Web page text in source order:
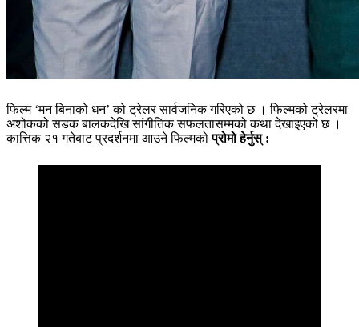
फिल्म ‘मन बिनाको धन’ को ट्रेलर सार्वजनिक गरिएको छ । फिल्मको ट्रेलरमा
अशोकको सडक बालकदेखि सांगीतिक सफलतासम्मको कथा देखाइएको छ ।
कात्तिक २१ गतेबाट प्रदर्शनमा आउने फिल्मकोप्रोमो हेर्नुस् :